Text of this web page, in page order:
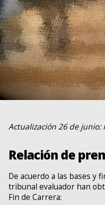
Actualización 26 de
Relación de
De acuerdo a las bases y
tribunal evaluador han
Fin de Carrera: